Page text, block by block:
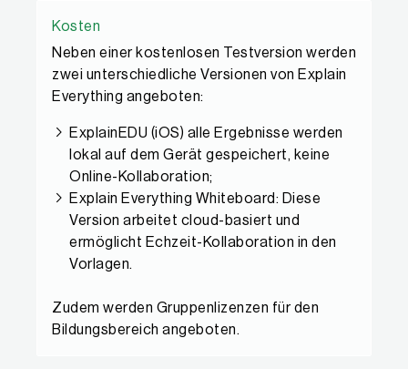
Kosten
Neben einer kostenlosen Testversion werden
zwei unterschiedliche Versionen von Explain
Everything angeboten:
ExplainEDU (iOS) alle Ergebnisse werden
lokal auf dem Gerät gespeichert, keine
Online-Kollaboration;
Explain Everything Whiteboard: Diese
Version arbeitet cloud-basiert und
ermöglicht Echzeit-Kollaboration in den
Vorlagen.
Zudem werden Gruppenlizenzen für den
Bildungsbereich angeboten.